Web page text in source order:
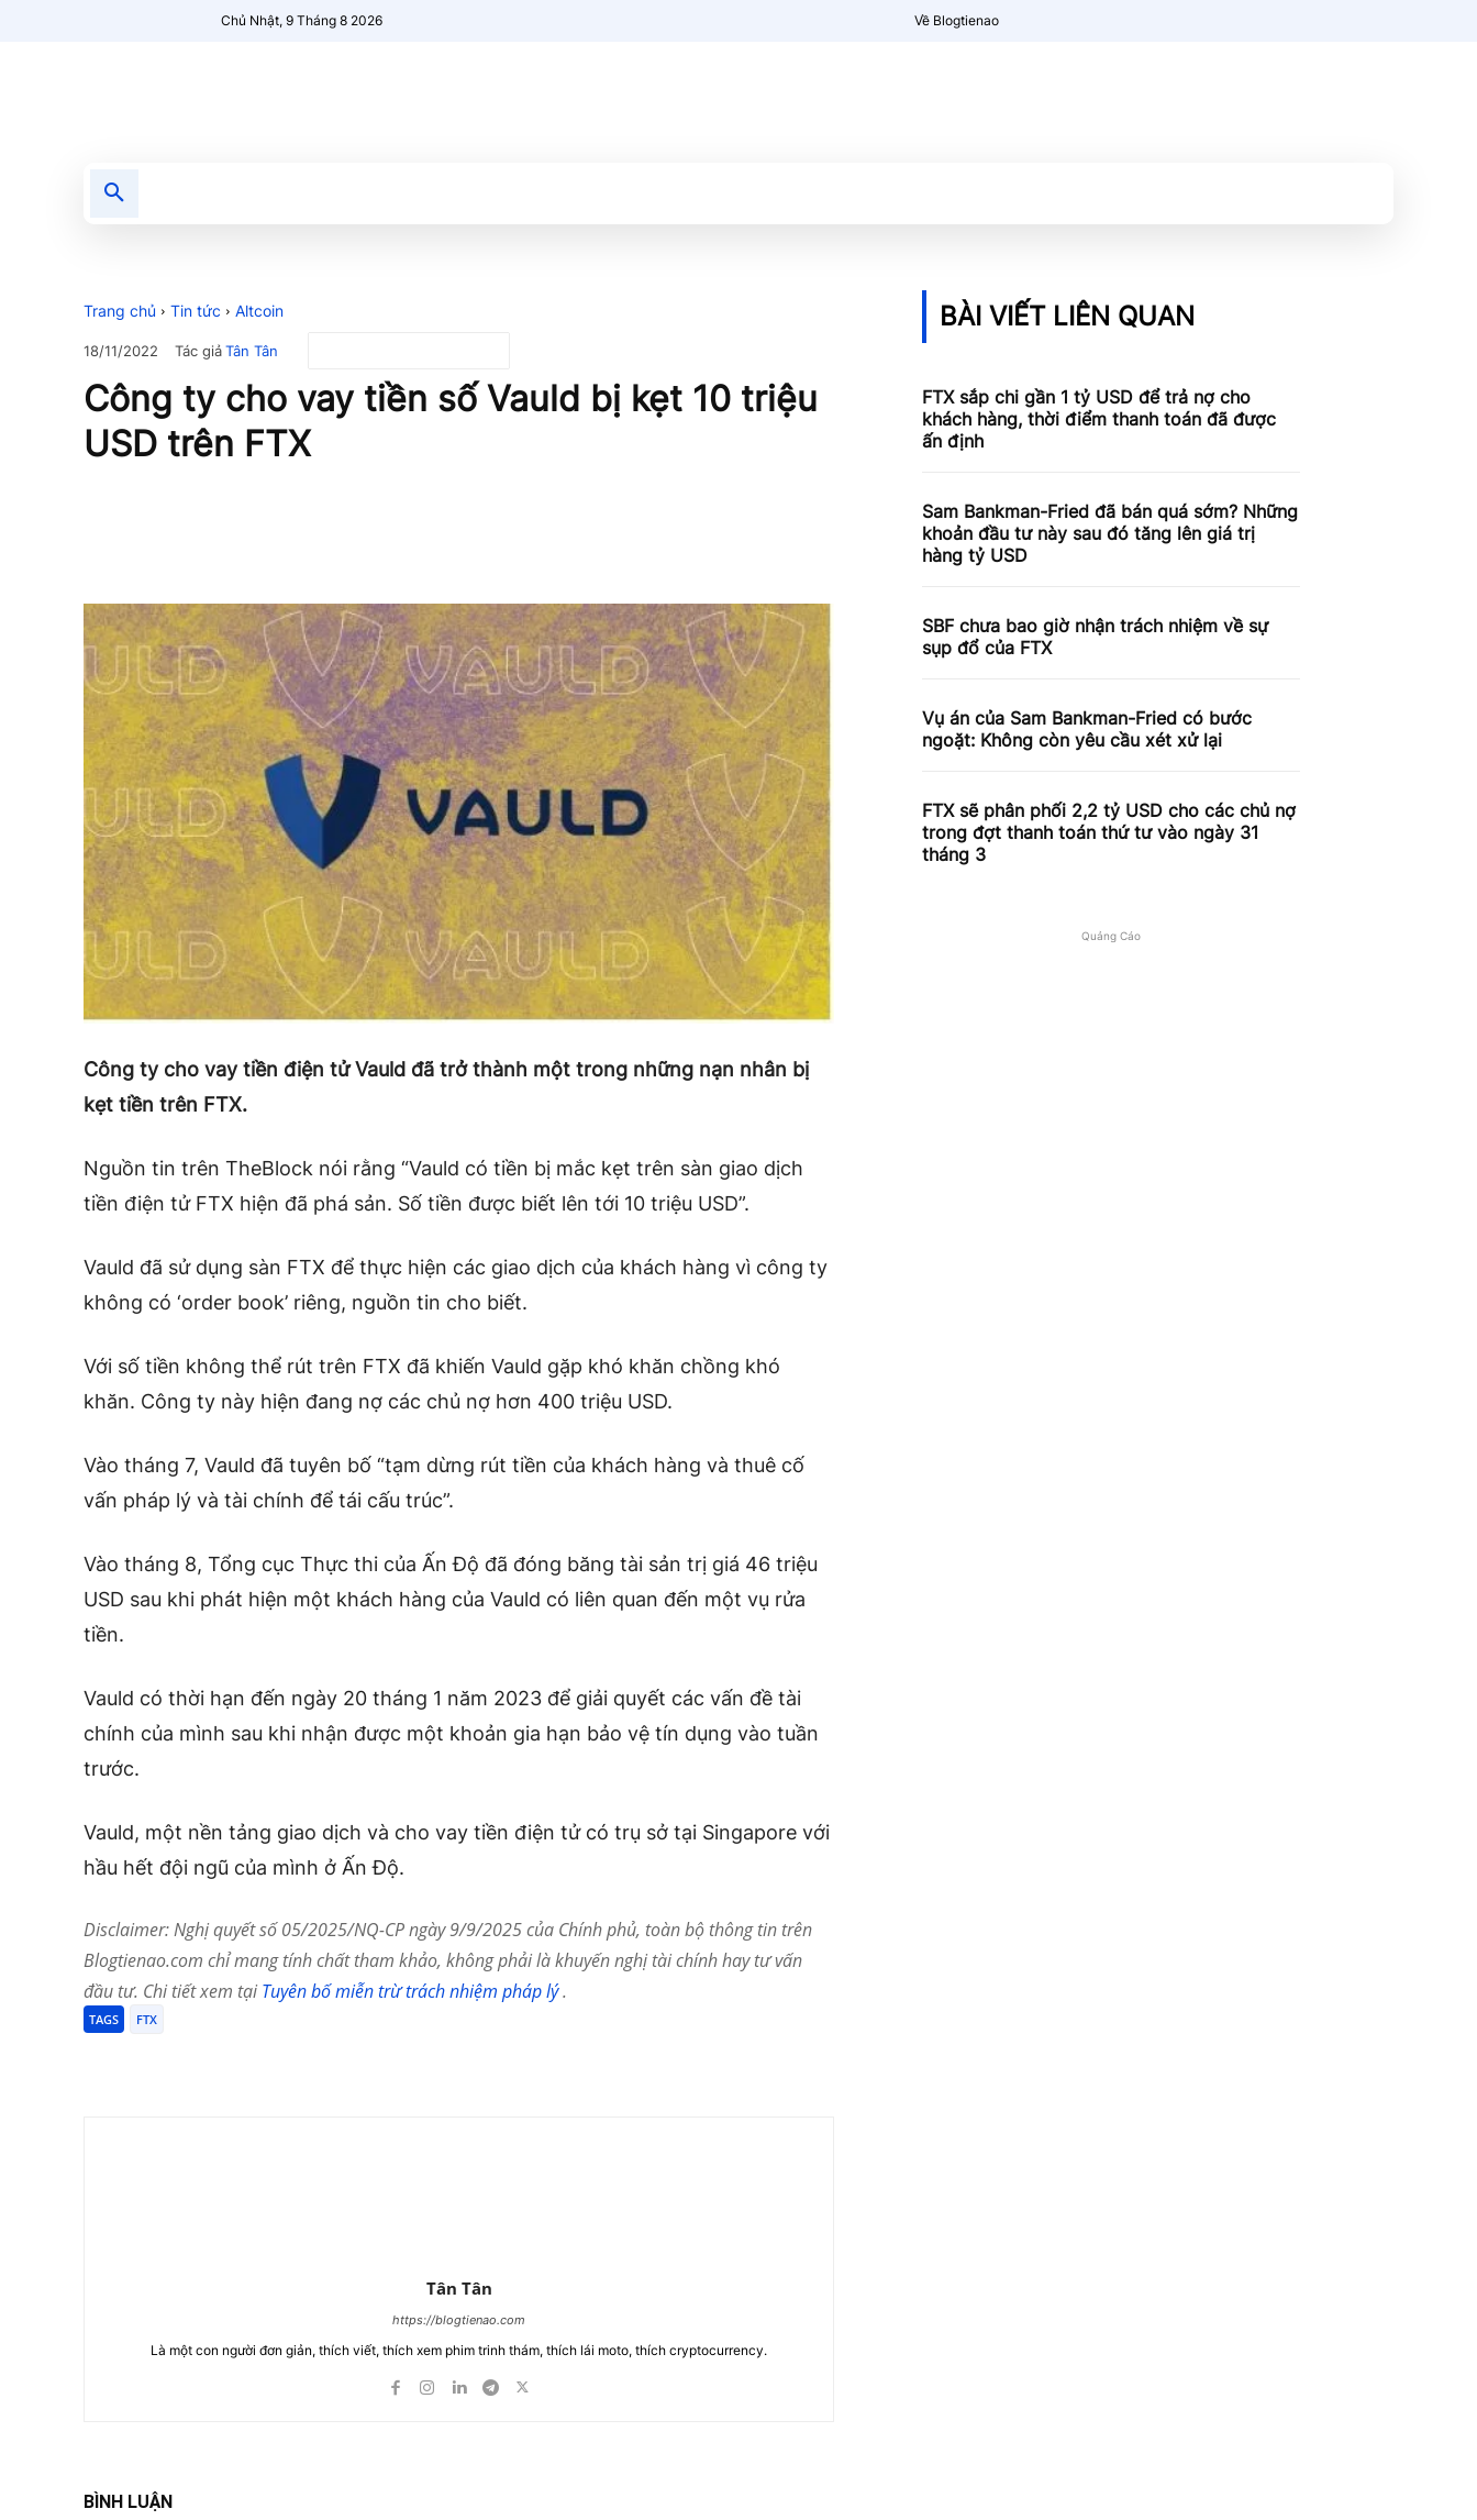
Chủ Nhật, 9 Tháng 8 2026 Về Blogtienao
Trang chủ Tin tức Altcoin
18/11/2022 Tác giảTân Tân
Công ty cho vay tiền số Vauld bị kẹt 10 triệu
USD trên FTX
Công ty cho vay tiền điện tử Vauld đã trở thành một trong những nạn nhân bị
kẹt tiền trên FTX.
Nguồn tin trên TheBlock nói rằng “Vauld có tiền bị mắc kẹt trên sàn giao dịch
tiền điện tử FTX hiện đã phá sản. Số tiền được biết lên tới 10 triệu USD”.
Vauld đã sử dụng sàn FTX để thực hiện các giao dịch của khách hàng vì công ty
không có ‘order book’ riêng, nguồn tin cho biết.
Với số tiền không thể rút trên FTX đã khiến Vauld gặp khó khăn chồng khó
khăn. Công ty này hiện đang nợ các chủ nợ hơn 400 triệu USD.
Vào tháng 7, Vauld đã tuyên bố “tạm dừng rút tiền của khách hàng và thuê cố
vấn pháp lý và tài chính để tái cấu trúc”.
Vào tháng 8, Tổng cục Thực thi của Ấn Độ đã đóng băng tài sản trị giá 46 triệu
USD sau khi phát hiện một khách hàng của Vauld có liên quan đến một vụ rửa
tiền.
Vauld có thời hạn đến ngày 20 tháng 1 năm 2023 để giải quyết các vấn đề tài
chính của mình sau khi nhận được một khoản gia hạn bảo vệ tín dụng vào tuần
trước.
Vauld, một nền tảng giao dịch và cho vay tiền điện tử có trụ sở tại Singapore với
hầu hết đội ngũ của mình ở Ấn Độ.
Disclaimer: Nghị quyết số 05/2025/NQ-CP ngày 9/9/2025 của Chính phủ, toàn bộ thông tin trên
Blogtienao.com chỉ mang tính chất tham khảo, không phải là khuyến nghị tài chính hay tư vấn
đầu tư. Chi tiết xem tạiTuyên bố miễn trừ trách nhiệm pháp lý.
TAGS FTX
Tân Tân
https://blogtienao.com
Là một con người đơn giản, thích viết, thích xem phim trinh thám, thích lái moto, thích cryptocurrency.
BÌNH LUẬN
BÀI VIẾT LIÊN QUAN
FTX sắp chi gần 1 tỷ USD để trả nợ cho
khách hàng, thời điểm thanh toán đã được
ấn định
Sam Bankman-Fried đã bán quá sớm? Những
khoản đầu tư này sau đó tăng lên giá trị
hàng tỷ USD
SBF chưa bao giờ nhận trách nhiệm về sự
sụp đổ của FTX
Vụ án của Sam Bankman-Fried có bước
ngoặt: Không còn yêu cầu xét xử lại
FTX sẽ phân phối 2,2 tỷ USD cho các chủ nợ
trong đợt thanh toán thứ tư vào ngày 31
tháng 3
Quảng Cáo